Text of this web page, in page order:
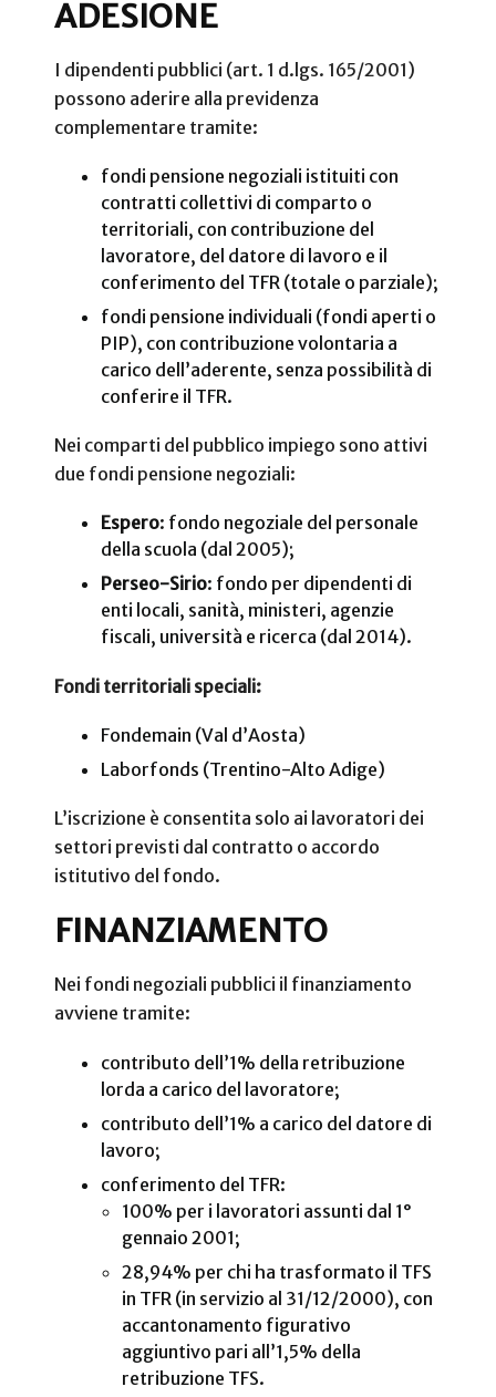
ADESIONE
I dipendenti pubblici (art. 1 d.lgs. 165/2001)
possono aderire alla previdenza
complementare tramite:
fondi pensione negoziali istituiti con
contratti collettivi di comparto o
territoriali, con contribuzione del
lavoratore, del datore di lavoro e il
conferimento del TFR (totale o parziale);
fondi pensione individuali (fondi aperti o
PIP), con contribuzione volontaria a
carico dell’aderente, senza possibilità di
conferire il TFR.
Nei comparti del pubblico impiego sono attivi
due fondi pensione negoziali:
Espero: fondo negoziale del personale
della scuola (dal 2005);
Perseo-Sirio: fondo per dipendenti di
enti locali, sanità, ministeri, agenzie
fiscali, università e ricerca (dal 2014).
Fondi territoriali speciali:
Fondemain (Val d’Aosta)
Laborfonds (Trentino-Alto Adige)
L’iscrizione è consentita solo ai lavoratori dei
settori previsti dal contratto o accordo
istitutivo del fondo.
FINANZIAMENTO
Nei fondi negoziali pubblici il finanziamento
avviene tramite:
contributo dell’1% della retribuzione
lorda a carico del lavoratore;
contributo dell’1% a carico del datore di
lavoro;
conferimento del TFR:
100% per i lavoratori assunti dal 1°
gennaio 2001;
28,94% per chi ha trasformato il TFS
in TFR (in servizio al 31/12/2000), con
accantonamento figurativo
aggiuntivo pari all’1,5% della
retribuzione TFS.